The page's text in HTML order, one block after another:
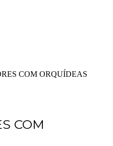
COM ORQUÍDEAS
COM